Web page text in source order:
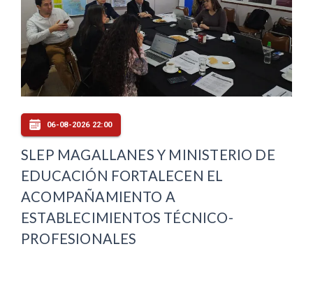
06-08-2026 22:00
SLEP MAGALLANES Y MINISTERIO DE
EDUCACIÓN FORTALECEN EL
ACOMPAÑAMIENTO A
ESTABLECIMIENTOS TÉCNICO-
PROFESIONALES